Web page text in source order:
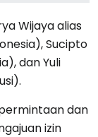
Wijaya alias
Sucipto
dan Yuli
dan
izin